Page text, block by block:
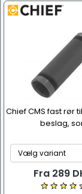
Chief CMS fast rør
beslag,
Fra 289